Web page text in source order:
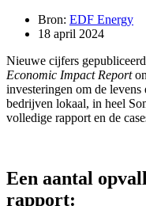
Bron: EDF Energy
18 april 2024
Nieuwe cijfers
Economic Impact Report
investeringen om de
bedrijven lokaal, in heel
volledige rapport en de
Een aantal
rapport: